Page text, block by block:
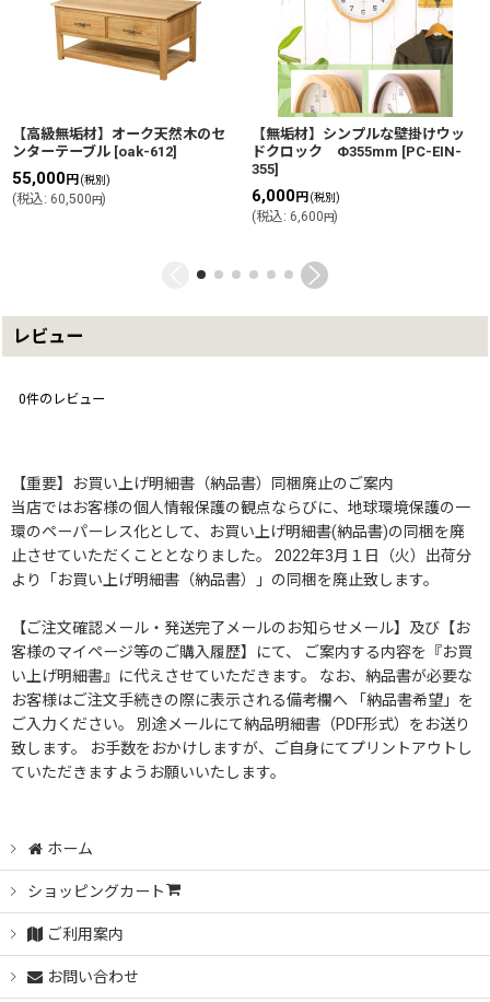
【高級無垢材】オーク天然木のセ
ンターテーブル [oak-612]
55,000円 (税別)
(税込: 60,500円)
【無垢材】シンプルな壁掛けウッ
ドクロック Φ355mm [PC-EIN-
355]
6,000円 (税別)
(税込: 6,600円)
レビュー
0件のレビュー
【重要】お買い上げ明細書（納品書）同梱廃止のご案内
当店ではお客様の個人情報保護の観点ならびに、地球環境保護の一
環のペーパーレス化として、お買い上げ明細書(納品書)の同梱を廃
止させていただくこととなりました。 2022年3月１日（火）出荷分
より「お買い上げ明細書（納品書）」の同梱を廃止致します。
【ご注文確認メール・発送完了メールのお知らせメール】及び【お
客様のマイページ等のご購入履歴】にて、 ご案内する内容を『お買
い上げ明細書』に代えさせていただきます。 なお、納品書が必要な
お客様はご注文手続きの際に表示される備考欄へ 「納品書希望」を
ご入力ください。 別途メールにて納品明細書（PDF形式）をお送り
致します。 お手数をおかけしますが、ご自身にてプリントアウトし
ていただきますようお願いいたします。
ホーム
ショッピングカート
ご利用案内
お問い合わせ